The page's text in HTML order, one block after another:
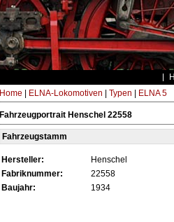
Home ELNA-Lokomotiven Typen ELNA 5
Fahrzeugportrait Henschel 22558
Fahrzeugstamm
Hersteller:
Henschel
Fabriknummer:
22558
Baujahr:
1934